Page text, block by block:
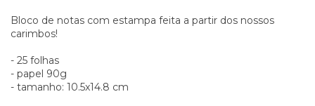
Bloco de notas com estampa feita a partir dos nossos
carimbos!
- 25 folhas
- papel 90g
- tamanho: 10.5x14.8 cm